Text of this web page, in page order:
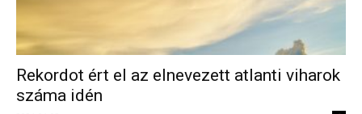
Rekordot ért el az elnevezett atlanti viharok
száma idén